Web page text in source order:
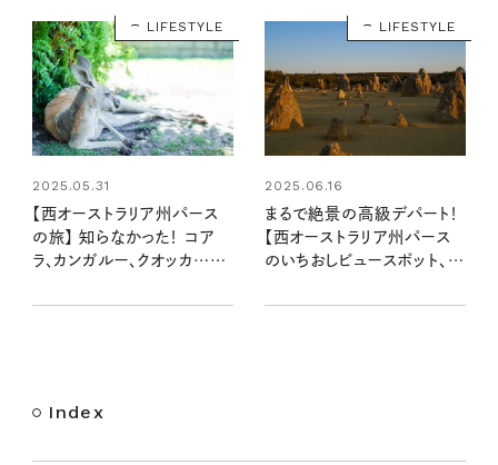
LIFESTYLE
2025.05.31
【西オーストラリア州パース
の旅】 知らなかった！ コア
ラ、カンガルー、クオッカ……
つを求めて（前編）
LIFESTYLE
2025.06.16
まるで絶景の高級デパート！
【西オーストラリア州パース
のいちおしビュースポット、ベ
Index